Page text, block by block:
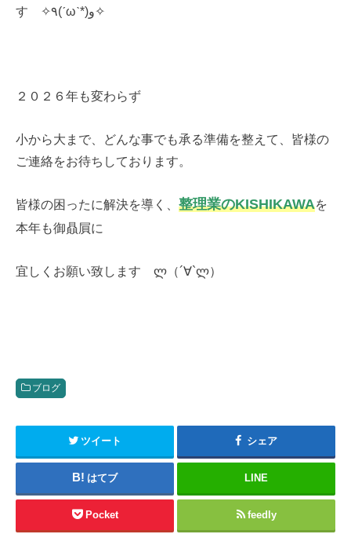
す ✧٩(ˊωˋ*)و✧
２０２６年も変わらず
小から大まで、どんな事でも承る準備を整えて、皆様の
ご連絡をお待ちしております。
皆様の困ったに解決を導く、 整理業のKISHIKAWAを
本年も御贔屓に
宜しくお願い致します ლ（´∀`ლ）
ブログ
ツイート シェア
はてブ LINE
Pocket feedly